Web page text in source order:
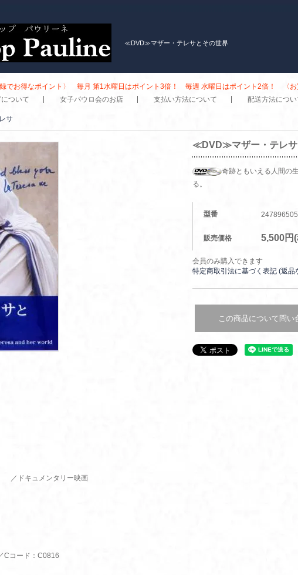
≪DVD≫マザー・テレサとその世界
録でお得なポイント〉 毎月 第1水曜日はポイント3倍！ 毎週 水曜日はポイント2倍！ 〈お
ついて
女子パウロ会のお店 支払い方法について 配送方法につい
サ
≪DVD≫マザー・テレサ
奇跡ともいえる人間の
る。
型番
販売価格 5,500円
会員のみ購入できます
特定商取引法に基づく表記 (返品
この商品について問い
／ドキュメンタリー映画
コード：C0816